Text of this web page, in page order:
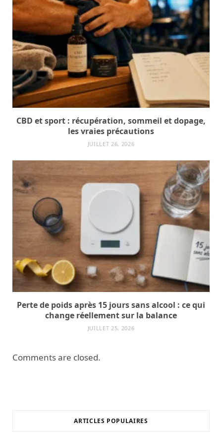
CBD et sport : récupération, sommeil et dopage,
les vraies précautions
JUILLET 26, 2026
Perte de poids après 15 jours sans alcool : ce qui
change réellement sur la balance
JUILLET 25, 2026
Comments are closed.
ARTICLES POPULAIRES